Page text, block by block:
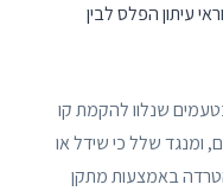
עיתון הפלס לבין
שנלוו להקמת קו
ומנגד שלל כי שידל או
באמצעות מתקן